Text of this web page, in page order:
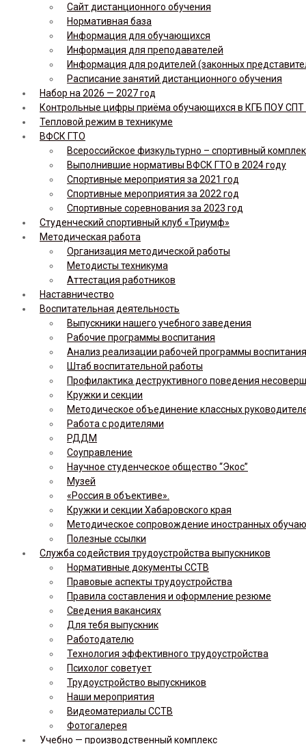
Сайт дистанционного обучения
Нормативная база
Информация для обучающихся
Информация для преподавателей
Информация для родителей (законных
Расписание занятий дистанционного обучения
Набор на 2026 — 2027 год
Контрольные цифры приёма обучающихся в КГБ ПОУ СПТ
Тепловой режим в техникуме
ВФСК ГТО
Всероссийское физкультурно – спортивный
Выполнившие нормативы ВФСК ГТО в 2024 году
Спортивные мероприятия за 2021 год
Спортивные мероприятия за 2022 год
Спортивные соревнования за 2023 год
Студенческий спортивный клуб «Триумф»
Методическая работа
Организация методической работы
Методисты техникума
Аттестация работников
Наставничество
Воспитательная деятельность
Выпускники нашего учебного заведения
Рабочие программы воспитания
Анализ реализации рабочей программы
Штаб воспитательной работы
Профилактика деструктивного поведения
Кружки и секции
Методическое объединение классных
Работа с родителями
РДДМ
Соуправление
Научное студенческое общество “Экос”
Музей
«Россия в объективе».
Кружки и секции Хабаровского края
Методическое сопровождение иностранных
Полезные ссылки
Служба содействия трудоустройства выпускников
Нормативные документы ССТВ
Правовые аспекты трудоустройства
Правила составления и оформление резюме
Сведения вакансиях
Для тебя выпускник
Работодателю
Технология эффективного трудоустройства
Психолог советует
Трудоустройство выпускников
Наши мероприятия
Видеоматериалы ССТВ
Фотогалерея
Учебно — производственный комплекс